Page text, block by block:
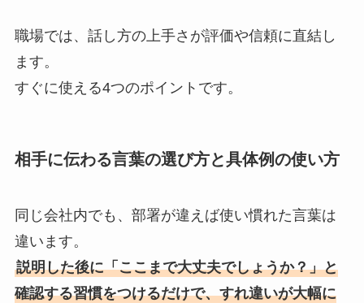
職場では、話し方の上手さが評価や信頼に直結し
ます。
すぐに使える4つのポイントです。
相手に伝わる言葉の選び方と具体例の使い方
同じ会社内でも、部署が違えば使い慣れた言葉は
違います。
説明した後に「ここまで大丈夫でしょうか？」と
確認する習慣をつけるだけで、すれ違いが大幅に